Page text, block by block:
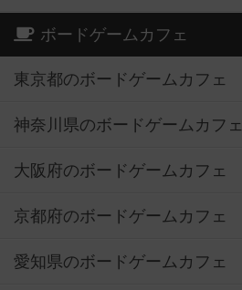
ボードゲームカフェ
東京都のボードゲームカフェ
神奈川県のボードゲームカフェ
大阪府のボードゲームカフェ
京都府のボードゲームカフェ
愛知県のボードゲームカフェ